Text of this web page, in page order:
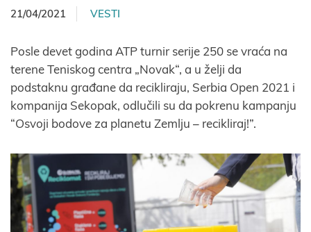
21/04/2021 VESTI
Posle devet godina ATP turnir serije 250 se vraća na
terene Teniskog centra „Novak“, a u želji da
podstaknu građane da recikliraju, Serbia Open 2021 i
kompanija Sekopak, odlučili su da pokrenu kampanju
“Osvoji bodove za planetu Zemlju – recikliraj!”.